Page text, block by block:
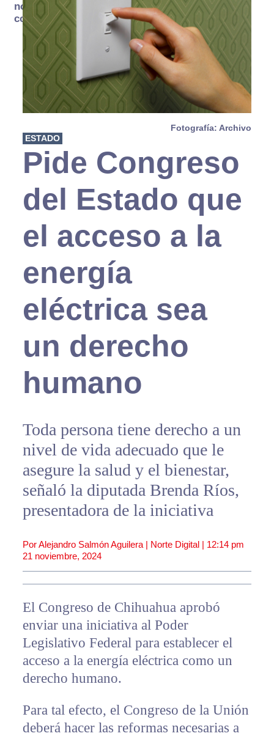
no se
consume
Fotografía: Archivo
ESTADO
Pide Congreso
del Estado que
el acceso a la
energía
eléctrica sea
un derecho
humano
Toda persona tiene derecho a un
nivel de vida adecuado que le
asegure la salud y el bienestar,
señaló la diputada Brenda Ríos,
presentadora de la iniciativa
Por Alejandro Salmón Aguilera | Norte Digital | 12:14 pm
21 noviembre, 2024
El Congreso de Chihuahua aprobó
enviar una iniciativa al Poder
Legislativo Federal para establecer el
acceso a la energía eléctrica como un
derecho humano.
Para tal efecto, el Congreso de la Unión
deberá hacer las reformas necesarias a